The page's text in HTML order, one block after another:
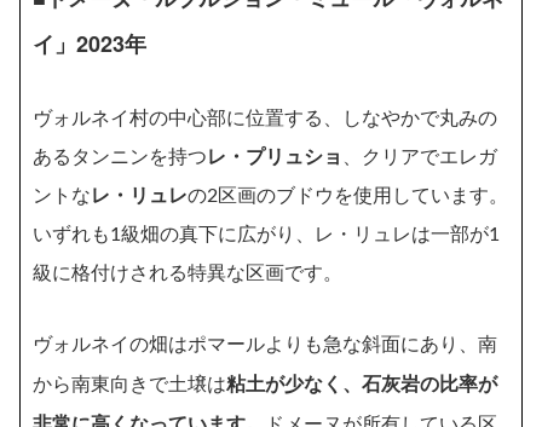
イ」2023年
ヴォルネイ村の中心部に位置する、しなやかで丸みの
あるタンニンを持つレ・プリュショ
、クリアでエレガ
ントなレ・リュレの2区画のブドウを使用しています。
いずれも1級畑の真下に広がり、レ・リュレは一部が1
級に格付けされる特異な区画です。
ヴォルネイの畑はポマールよりも急な斜面にあり、 南
から南東向きで土壌は粘土が少なく、石灰岩の比率が